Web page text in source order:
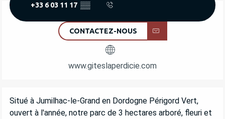
+33 6 03 11 17 ▒▒
CONTACTEZ-NOUS
www.giteslaperdicie.com
DESCRIPTION
Situé à Jumilhac-le-Grand en Dordogne Périgord Vert,
ouvert à l'année, notre parc de 3 hectares arboré, fleuri et